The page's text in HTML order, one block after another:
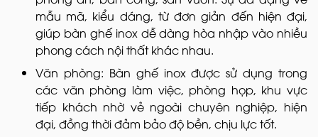
mẫu mã, kiểu dáng, từ đơn giản đến hiện đại,
giúp bàn ghế inox dễ dàng hòa nhập vào nhiều
phong cách nội thất khác nhau.
Văn phòng: Bàn ghế inox được sử dụng trong
các văn phòng làm việc, phòng họp, khu vực
tiếp khách nhờ vẻ ngoài chuyên nghiệp, hiện
đại, đồng thời đảm bảo độ bền, chịu lực tốt.